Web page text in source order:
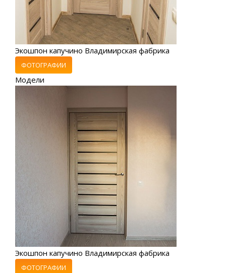
Экошпон капучино Владимирская фабрика
ФОТОГРАФИИ
Модели
Экошпон капучино Владимирская фабрика
ФОТОГРАФИИ